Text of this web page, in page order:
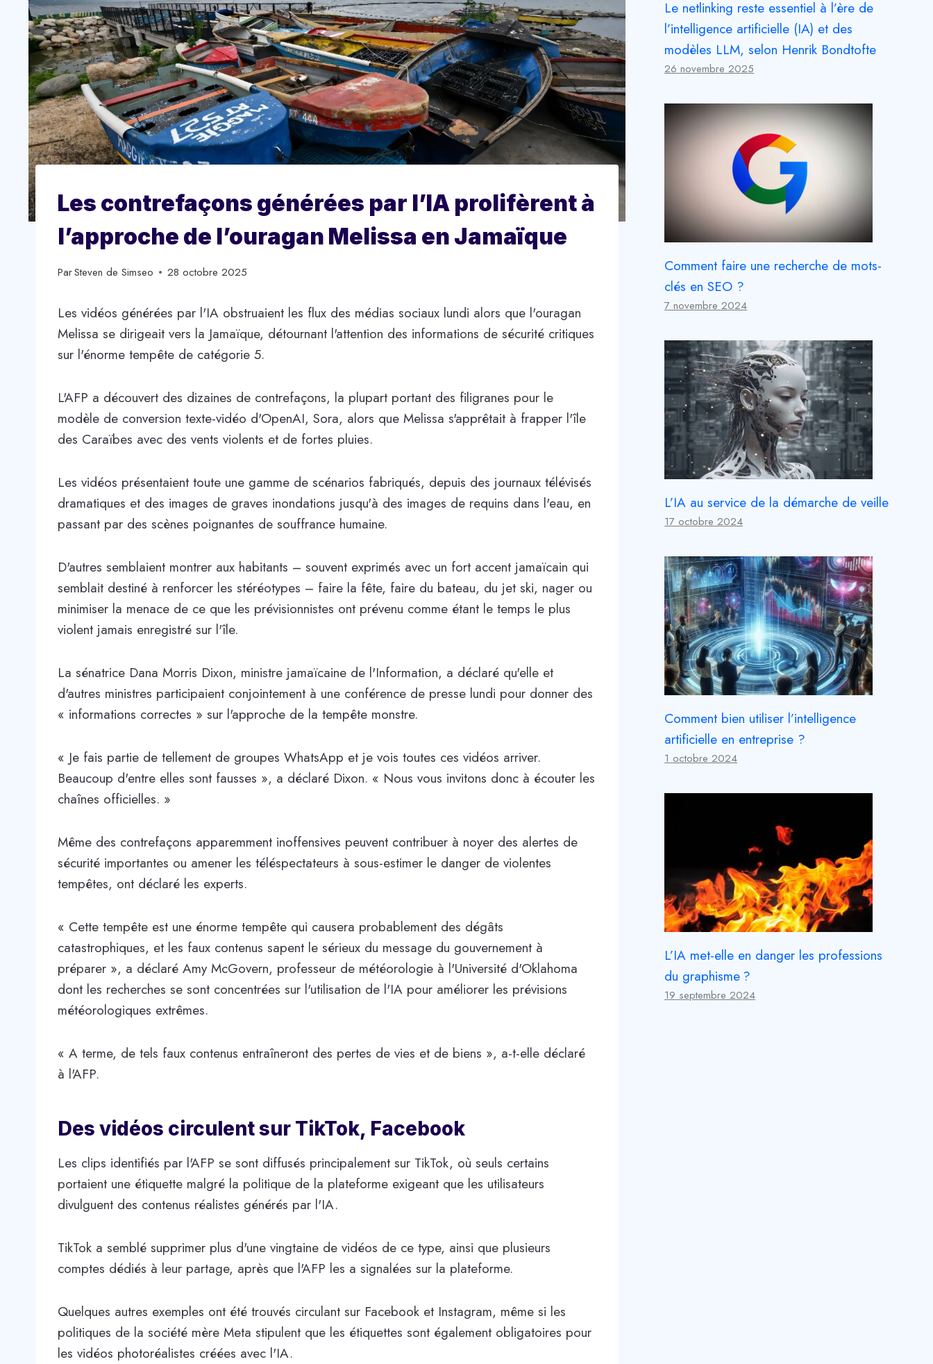
Les contrefaçons générées par l’IA prolifèrent à
l’approche de l’ouragan Melissa en Jamaïque
ParSteven de Simseo 28 octobre 2025
Les vidéos générées par l'IA obstruaient les flux des médias sociaux lundi alors que l'ouragan
Melissa se dirigeait vers la Jamaïque, détournant l'attention des informations de sécurité critiques
sur l'énorme tempête de catégorie 5.
L'AFP a découvert des dizaines de contrefaçons, la plupart portant des filigranes pour le
modèle de conversion texte-vidéo d'OpenAI, Sora, alors que Melissa s'apprêtait à frapper l'île
des Caraïbes avec des vents violents et de fortes pluies.
Les vidéos présentaient toute une gamme de scénarios fabriqués, depuis des journaux télévisés
dramatiques et des images de graves inondations jusqu'à des images de requins dans l'eau, en
passant par des scènes poignantes de souffrance humaine.
D'autres semblaient montrer aux habitants – souvent exprimés avec un fort accent jamaïcain qui
semblait destiné à renforcer les stéréotypes – faire la fête, faire du bateau, du jet ski, nager ou
minimiser la menace de ce que les prévisionnistes ont prévenu comme étant le temps le plus
violent jamais enregistré sur l'île.
La sénatrice Dana Morris Dixon, ministre jamaïcaine de l'Information, a déclaré qu'elle et
d'autres ministres participaient conjointement à une conférence de presse lundi pour donner des
« informations correctes » sur l'approche de la tempête monstre.
« Je fais partie de tellement de groupes WhatsApp et je vois toutes ces vidéos arriver.
Beaucoup d'entre elles sont fausses », a déclaré Dixon. « Nous vous invitons donc à écouter les
chaînes officielles. »
Même des contrefaçons apparemment inoffensives peuvent contribuer à noyer des alertes de
sécurité importantes ou amener les téléspectateurs à sous-estimer le danger de violentes
tempêtes, ont déclaré les experts.
« Cette tempête est une énorme tempête qui causera probablement des dégâts
catastrophiques, et les faux contenus sapent le sérieux du message du gouvernement à
préparer », a déclaré Amy McGovern, professeur de météorologie à l'Université d'Oklahoma
dont les recherches se sont concentrées sur l'utilisation de l'IA pour améliorer les prévisions
météorologiques extrêmes.
« A terme, de tels faux contenus entraîneront des pertes de vies et de biens », a-t-elle déclaré
à l'AFP.
Des vidéos circulent sur TikTok, Facebook
Les clips identifiés par l'AFP se sont diffusés principalement sur TikTok, où seuls certains
portaient une étiquette malgré la politique de la plateforme exigeant que les utilisateurs
divulguent des contenus réalistes générés par l'IA.
TikTok a semblé supprimer plus d'une vingtaine de vidéos de ce type, ainsi que plusieurs
comptes dédiés à leur partage, après que l'AFP les a signalées sur la plateforme.
Quelques autres exemples ont été trouvés circulant sur Facebook et Instagram, même si les
politiques de la société mère Meta stipulent que les étiquettes sont également obligatoires pour
les vidéos photoréalistes créées avec l'IA.
Le netlinking reste essentiel à l’ère de
l’intelligence artificielle (IA) et des
modèles LLM, selon Henrik Bondtofte
26 novembre 2025
Comment faire une recherche de mots-
clés en SEO ?
7 novembre 2024
L’IA au service de la démarche de veille
17 octobre 2024
Comment bien utiliser l’intelligence
artificielle en entreprise ?
1 octobre 2024
L’IA met-elle en danger les professions
du graphisme ?
19 septembre 2024